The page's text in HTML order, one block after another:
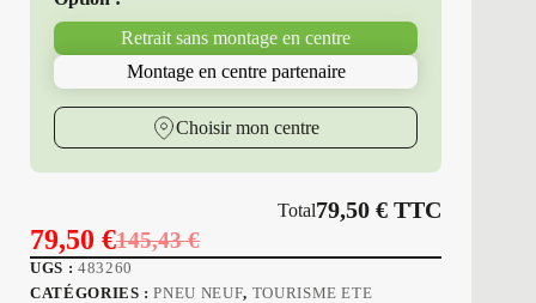
225/45R17
Retrait sans montage en centre
Montage en centre partenaire
Choisir mon centre
Total79,50€ TTC
145,43€
Le
prix
79,50 €Le
prix
UGS : 483260
CATÉGORIES :PNEU NEUF, TOURISME ETE